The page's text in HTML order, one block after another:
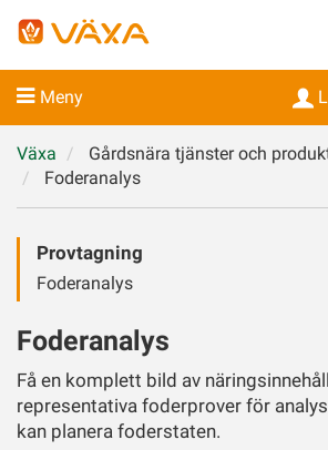
Meny
Växa Gårdsnära tjänster och
Foderanalys
Provtagning
Foderanalys
Foderanalys
Få en komplett bild av
representativa foderprover för
kan planera foderstaten.